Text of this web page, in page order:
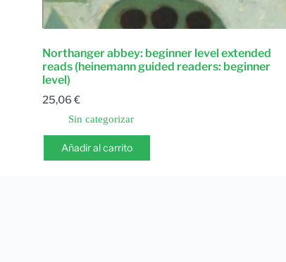
Northanger abbey: beginner level extended
reads (heinemann guided readers: beginner
level)
25,06€
Sin categorizar
Añadir al carrito